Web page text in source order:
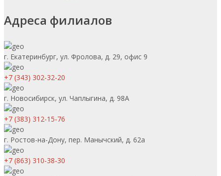
Адреса филиалов
г. Екатеринбург, ул. Фролова, д. 29, офис 9
+7 (343) 302-32-20
г. Новосибирск, ул. Чаплыгина, д. 98А
+7 (383) 312-15-76
г. Ростов-на-Дону, пер. Манычский, д. 62а
+7 (863) 310-38-30